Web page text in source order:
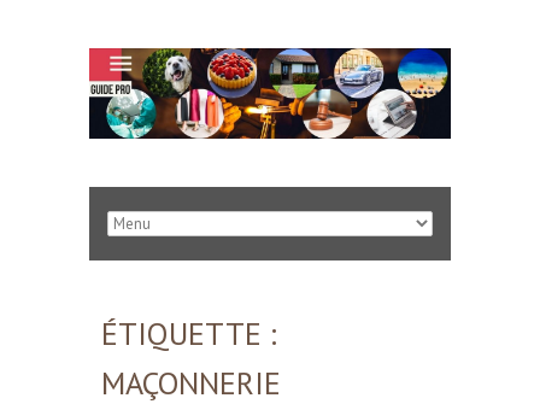
ÉTIQUETTE :
MAÇONNERIE